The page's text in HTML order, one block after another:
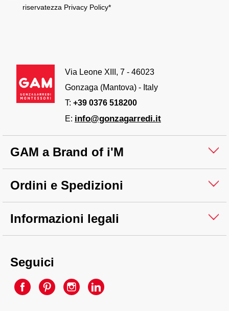
riservatezza Privacy Policy*
Via Leone XIII, 7 - 46023
Gonzaga (Mantova) - Italy
T: +39 0376 518200
E: info@gonzagarredi.it
GAM a Brand of i'M
Ordini e Spedizioni
Informazioni legali
Seguici